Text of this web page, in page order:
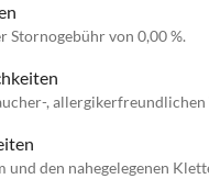
Stornogebühr von 0,00 %.
,
und den nahegelegenen